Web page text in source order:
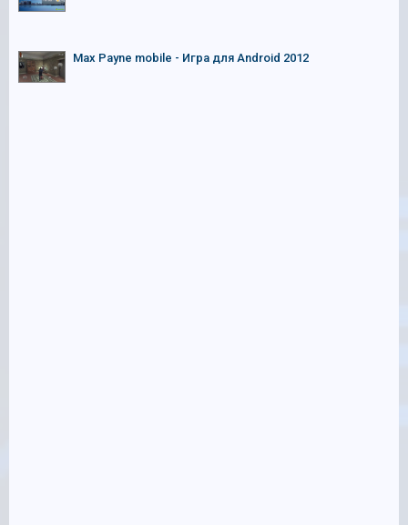
Max Payne mobile - Игра для Android 2012